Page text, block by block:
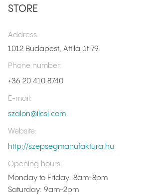
STORE
Address
1012 Budapest, Attila út 79.
Phone number:
+36 20 410 8740
E-mail :
szalon@ilcsi.com
Website:
http://szepsegmanufaktura.hu
Opening hours:
Monday to Friday: 8am-8pm
Saturday: 9am-2pm